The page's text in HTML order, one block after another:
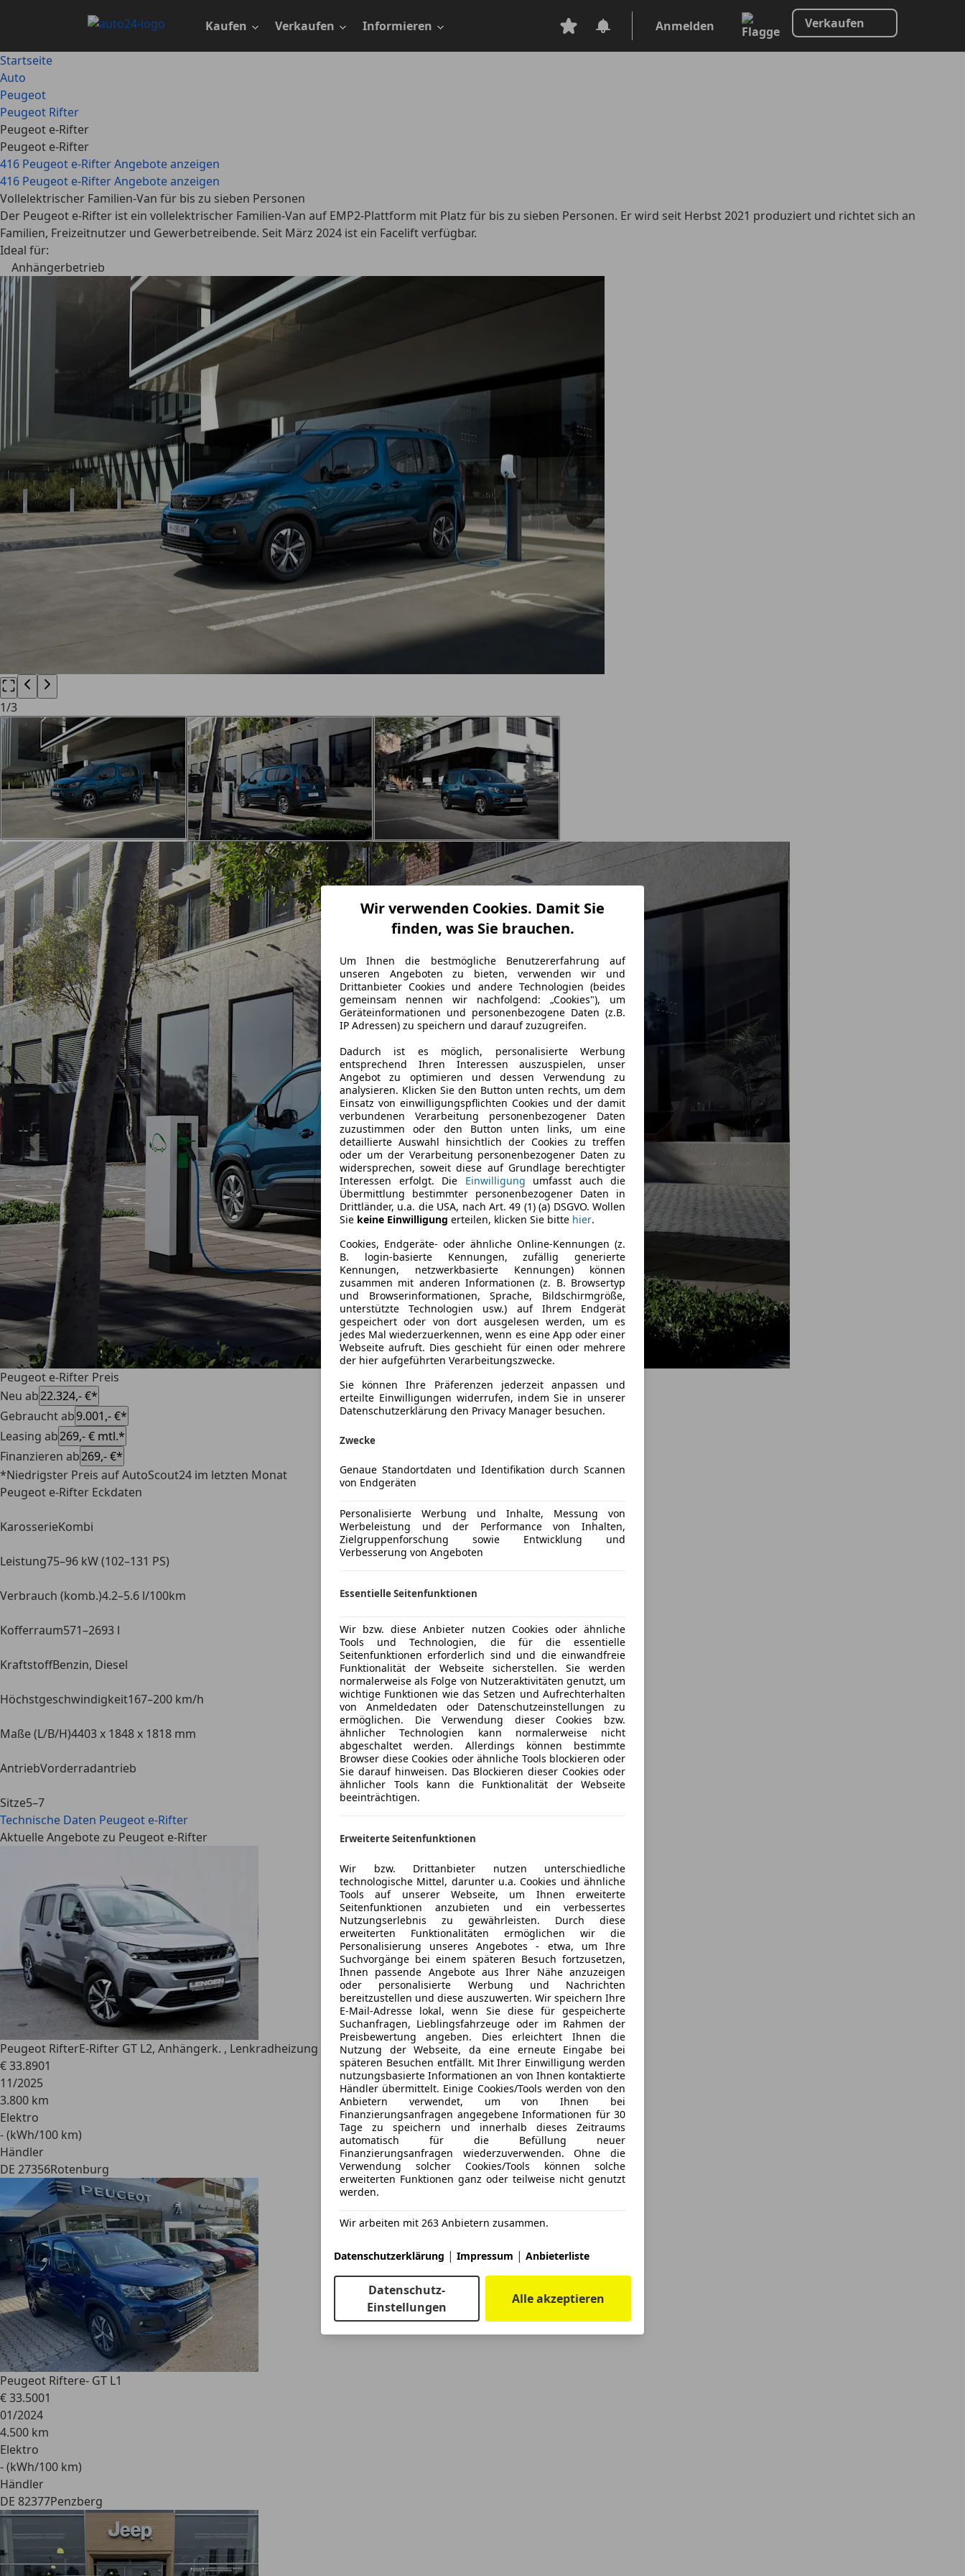
Kaufen Verkaufen Informieren Anmelden Verkaufen
Startseite
Auto
Peugeot
Peugeot Rifter
Peugeot e-Rifter
Peugeot e-Rifter
416 Peugeot e-Rifter Angebote anzeigen
416 Peugeot e-Rifter Angebote anzeigen
Vollelektrischer Familien-Van für bis zu sieben Personen
Der Peugeot e-Rifter ist ein vollelektrischer Familien-Van auf EMP2-Plattform mit Platz für bis zu sieben Personen. Er wird seit Herbst 2021 produziert und richtet sich an
Familien, Freizeitnutzer und Gewerbetreibende. Seit März 2024 ist ein Facelift verfügbar.
Ideal für:
Anhängerbetrieb
1/3
Peugeot e-Rifter Preis
Neu ab22.324,- €*
Gebraucht ab9.001,- €*
Leasing ab269,- € mtl.*
Finanzieren ab269,- €*
*Niedrigster Preis auf AutoScout24 im letzten Monat
Peugeot e-Rifter Eckdaten
KarosserieKombi
Leistung75–96 kW (102–131 PS)
Verbrauch (komb.)4.2–5.6 l/100km
Kofferraum571–2693 l
KraftstoffBenzin, Diesel
Höchstgeschwindigkeit167–200 km/h
Maße (L/B/H)4403 x 1848 x 1818 mm
AntriebVorderradantrieb
Sitze5–7
Technische Daten Peugeot e-Rifter
Aktuelle Angebote zu Peugeot e-Rifter
Peugeot RifterE-Rifter GT L2, Anhängerk. , Lenkradheizung
€ 33.8901
11/2025
3.800 km
Elektro
- (kWh/100 km)
Händler
DE 27356Rotenburg
Peugeot Riftere- GT L1
€ 33.5001
01/2024
4.500 km
Elektro
- (kWh/100 km)
Händler
DE 82377Penzberg
Wir verwenden Cookies. Damit Sie
finden, was Sie brauchen.
Um Ihnen die bestmögliche Benutzererfahrung auf
unseren Angeboten zu bieten, verwenden wir und
Drittanbieter Cookies und andere Technologien (beides
gemeinsam nennen wir nachfolgend: „Cookies"), um
Geräteinformationen und personenbezogene Daten (z.B.
IP Adressen) zu speichern und darauf zuzugreifen.
Dadurch ist es möglich, personalisierte Werbung
entsprechend Ihren Interessen auszuspielen, unser
Angebot zu optimieren und dessen Verwendung zu
analysieren. Klicken Sie den Button unten rechts, um dem
Einsatz von einwilligungspflichten Cookies und der damit
verbundenen Verarbeitung personenbezogener Daten
zuzustimmen oder den Button unten links, um eine
detaillierte Auswahl hinsichtlich der Cookies zu treffen
oder um der Verarbeitung personenbezogener Daten zu
widersprechen, soweit diese auf Grundlage berechtigter
Interessen erfolgt. Die Einwilligung umfasst auch die
Übermittlung bestimmter personenbezogener Daten in
Drittländer, u.a. die USA, nach Art. 49 (1) (a) DSGVO. Wollen
Sie keine Einwilligung erteilen, klicken Sie bitte hier.
Cookies, Endgeräte- oder ähnliche Online-Kennungen (z.
B. login-basierte Kennungen, zufällig generierte
Kennungen, netzwerkbasierte Kennungen) können
zusammen mit anderen Informationen (z. B. Browsertyp
und Browserinformationen, Sprache, Bildschirmgröße,
unterstützte Technologien usw.) auf Ihrem Endgerät
gespeichert oder von dort ausgelesen werden, um es
jedes Mal wiederzuerkennen, wenn es eine App oder einer
Webseite aufruft. Dies geschieht für einen oder mehrere
der hier aufgeführten Verarbeitungszwecke.
Sie können Ihre Präferenzen jederzeit anpassen und
erteilte Einwilligungen widerrufen, indem Sie in unserer
Datenschutzerklärung den Privacy Manager besuchen.
Zwecke
Genaue Standortdaten und Identifikation durch Scannen
von Endgeräten
Personalisierte Werbung und Inhalte, Messung von
Werbeleistung und der Performance von Inhalten,
Zielgruppenforschung sowie Entwicklung und
Verbesserung von Angeboten
Essentielle Seitenfunktionen
Wir bzw. diese Anbieter nutzen Cookies oder ähnliche
Tools und Technologien, die für die essentielle
Seitenfunktionen erforderlich sind und die einwandfreie
Funktionalität der Webseite sicherstellen. Sie werden
normalerweise als Folge von Nutzeraktivitäten genutzt, um
wichtige Funktionen wie das Setzen und Aufrechterhalten
von Anmeldedaten oder Datenschutzeinstellungen zu
ermöglichen. Die Verwendung dieser Cookies bzw.
ähnlicher Technologien kann normalerweise nicht
abgeschaltet werden. Allerdings können bestimmte
Browser diese Cookies oder ähnliche Tools blockieren oder
Sie darauf hinweisen. Das Blockieren dieser Cookies oder
ähnlicher Tools kann die Funktionalität der Webseite
beeinträchtigen.
Erweiterte Seitenfunktionen
Wir bzw. Drittanbieter nutzen unterschiedliche
technologische Mittel, darunter u.a. Cookies und ähnliche
Tools auf unserer Webseite, um Ihnen erweiterte
Seitenfunktionen anzubieten und ein verbessertes
Nutzungserlebnis zu gewährleisten. Durch diese
erweiterten Funktionalitäten ermöglichen wir die
Personalisierung unseres Angebotes - etwa, um Ihre
Suchvorgänge bei einem späteren Besuch fortzusetzen,
Ihnen passende Angebote aus Ihrer Nähe anzuzeigen
oder personalisierte Werbung und Nachrichten
bereitzustellen und diese auszuwerten. Wir speichern Ihre
E-Mail-Adresse lokal, wenn Sie diese für gespeicherte
Suchanfragen, Lieblingsfahrzeuge oder im Rahmen der
Preisbewertung angeben. Dies erleichtert Ihnen die
Nutzung der Webseite, da eine erneute Eingabe bei
späteren Besuchen entfällt. Mit Ihrer Einwilligung werden
nutzungsbasierte Informationen an von Ihnen kontaktierte
Händler übermittelt. Einige Cookies/Tools werden von den
Anbietern verwendet, um von Ihnen bei
Finanzierungsanfragen angegebene Informationen für 30
Tage zu speichern und innerhalb dieses Zeitraums
automatisch für die Befüllung neuer
Finanzierungsanfragen wiederzuverwenden. Ohne die
Verwendung solcher Cookies/Tools können solche
erweiterten Funktionen ganz oder teilweise nicht genutzt
werden.
Wir arbeiten mit 263 Anbietern zusammen.
Datenschutzerklärung | Impressum | Anbieterliste
Datenschutz-
Einstellungen
Alle akzeptieren